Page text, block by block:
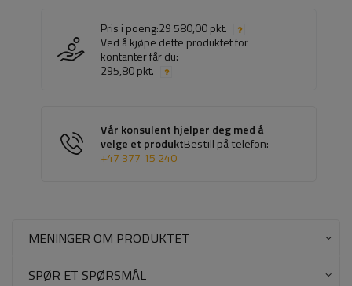
Pris i poeng:29 580,00 pkt.
Ved å kjøpe dette produktet for
kontanter får du:
295,80 pkt.
Vår konsulent hjelper deg med å
velge et produktBestill på telefon:
+47 377 15 240
MENINGER OM PRODUKTET
SPØR ET SPØRSMÅL